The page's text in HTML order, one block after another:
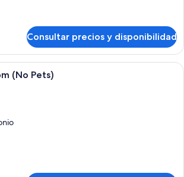
Consultar precios y disponibilidad
Habitación de hotel con una cama
(No Pets)